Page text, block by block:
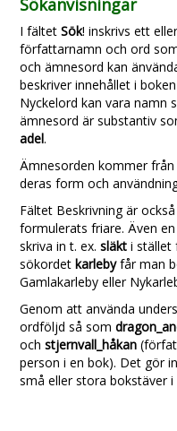
Sökanvisningar
I fältetSök! inskrivs ett
författarnamn och ord
och ämnesord kan
beskriver innehållet i
Nyckelord kan vara namn
ämnesord är substantiv
adel.
Ämnesorden kommer från
deras form och
Fältet Beskrivning är
formulerats friare. Även
skriva in t. ex.släkti
sökordetkarlebyfår man
Gamlakarleby eller
Genom att använda
ordföljd så som
ochstjernvall_håkan
person i en bok). Det gör
små eller stora bokstäver i